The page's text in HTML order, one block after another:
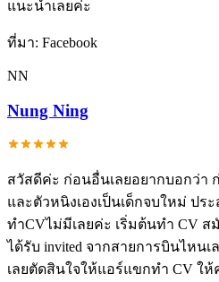
แนะนำเลยค่ะ
ที่มา: Facebook
NN
Nung Ning
สวัสดีค่ะ ก่อนอื่นเลยอยากบอกว่า
และตัวหนิงเองเป็นเด็กจบใหม่ ป
ทำCVไม่มีเลยค่ะ เริ่มต้นทำ CV ส
ได้รับ invited จากสายการบินไหน
เลยตัดสินใจให้แอร์แขกทำ CV ใ